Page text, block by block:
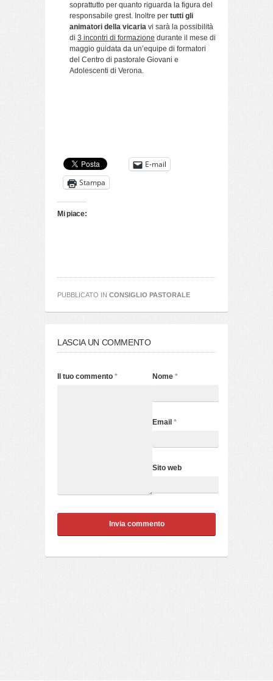
soprattutto per quanto riguarda la figura del
responsabile grest. Inoltre per tutti gli
animatori della vicaria vi sarà la possibilità
di 3 incontri di formazione durante il mese di
maggio guidata da un’equipe di formatori
del Centro di pastorale Giovani e
Adolescenti di Verona.
E-mail
Stampa
Mi piace:
PUBBLICATO IN CONSIGLIO PASTORALE
LASCIA UN COMMENTO
Nome*
Email*
Sito web
Il tuo commento *